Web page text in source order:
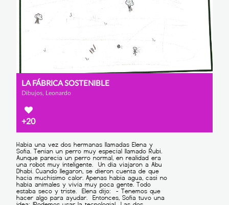
LA FÁBRICA SOSTENIBLE
Dibujos, Leonardo
+20